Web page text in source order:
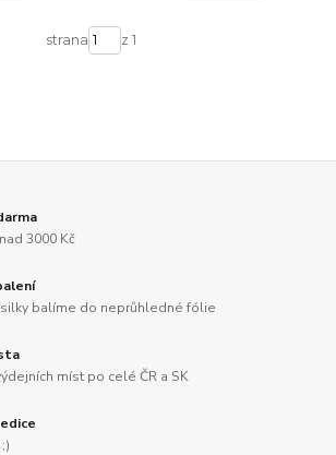
strana z 1
3000 Kč
balíme do neprůhledné fólie
míst po celé ČR a SK